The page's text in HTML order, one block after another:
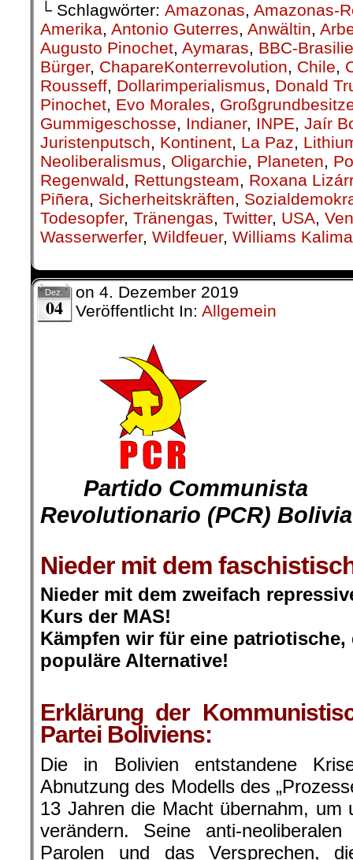
└ Schlagwörter: Amazonas, Amazonas-
Amerika, Antonio Guterres, Anwältin,
Augusto Pinochet, Aymaras, BBC-
Bürger, ChapareKonterrevolution, Chile,
Rousseff, Dollarimperialismus, Donald
Pinochet, Evo Morales,
Gummigeschosse, Indianer, INPE, Jaír
Juristenputsch, Kontinent, La Paz,
Neoliberalismus, Oligarchie, Planeten,
Regenwald, Rettungsteam, Roxana
Piñera, Sicherheitskräften,
Todesopfer, Tränengas, Twitter, USA,
Wasserwerfer, Wildfeuer, Williams
Dez.
04
on 4. Dezember 2019
Veröffentlicht In: Allgemein
Partido Communista
Revolutionario (PCR) Bolivia
Nieder mit dem
Nieder mit dem zweifach
Kurs der MAS!
Kämpfen wir für eine
populäre Alternative!
Erklärung der
Partei Boliviens:
Die in Bolivien entstandene
Abnutzung des Modells des
13 Jahren die Macht übernahm, um
verändern. Seine anti-
Parolen und das Versprechen,